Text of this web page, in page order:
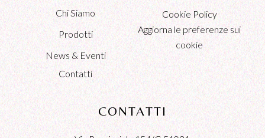
Chi Siamo
Prodotti
News & Eventi
Contatti
Cookie Policy
Aggiorna le preferenze sui
cookie
CONTATTI